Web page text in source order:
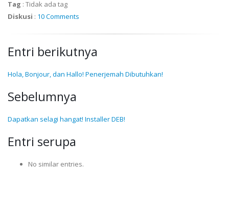
Tag : Tidak ada tag
Diskusi : 10 Comments
Entri berikutnya
Hola, Bonjour, dan Hallo! Penerjemah Dibutuhkan!
Sebelumnya
Dapatkan selagi hangat! Installer DEB!
Entri serupa
No similar entries.